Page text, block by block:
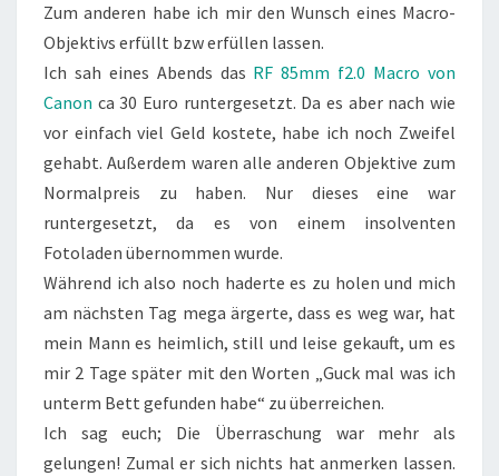
Zum anderen habe ich mir den Wunsch eines Macro-
Objektivs erfüllt bzw erfüllen lassen.
Ich sah eines Abends das RF 85mm f2.0 Macro von
Canon ca 30 Euro runtergesetzt. Da es aber nach wie
vor einfach viel Geld kostete, habe ich noch Zweifel
gehabt. Außerdem waren alle anderen Objektive zum
Normalpreis zu haben. Nur dieses eine war
runtergesetzt, da es von einem insolventen
Fotoladen übernommen wurde.
Während ich also noch haderte es zu holen und mich
am nächsten Tag mega ärgerte, dass es weg war, hat
mein Mann es heimlich, still und leise gekauft, um es
mir 2 Tage später mit den Worten „Guck mal was ich
unterm Bett gefunden habe“ zu überreichen.
Ich sag euch; Die Überraschung war mehr als
gelungen! Zumal er sich nichts hat anmerken lassen.